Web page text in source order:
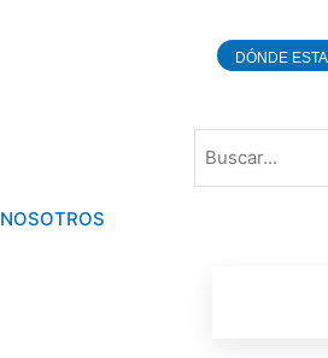
DÓNDE
NOSOTROS